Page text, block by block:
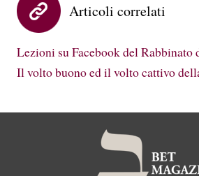
Articoli correlati
Lezioni su Facebook del
Il volto buono ed il volto cattivo